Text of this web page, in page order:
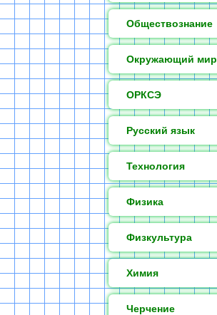
Обществознание
Окружающий мир
ОРКСЭ
Русский язык
Технология
Физика
Физкультура
Химия
Черчение